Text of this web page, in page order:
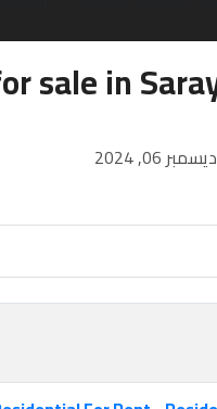
sale in
ديسمبر 06, 2024